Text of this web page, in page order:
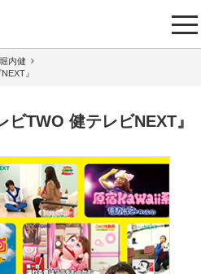
堀内健
』
ビTWO 健テレビNEXT』